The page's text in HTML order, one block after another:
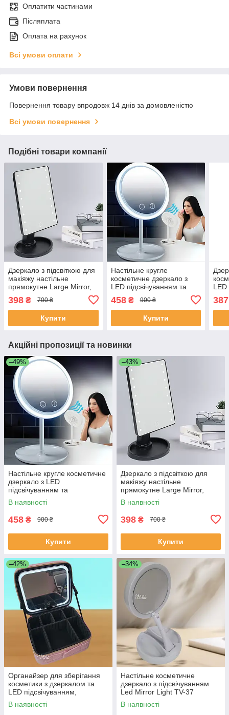
Оплатити частинами
Післяплата
Оплата на рахунок
Всі умови оплати
Умови повернення
Повернення товару впродовж 14 днів за домовленістю
Всі умови повернення
Подібні товари компанії
Дзеркало з підсвіткою для
макіяжу настільне
прямокутне Large Mirror,
батарейок Чорне, MLLM-
22-Black
398 ₴ 700 ₴
Купити
Настільне кругле
косметичне дзеркало з
LED підсвічуванням та
Mirror, Біле LY-699-White
458₴ 900 ₴
Купити
387
Акційні пропозиції та новинки
–49%
Настільне кругле косметичне
дзеркало з LED
підсвічуванням та
вентилятором Breeze Mirror,
Біле LY-699-White
В наявності
458 ₴ 900 ₴
Купити
–43%
Дзеркало з підсвіткою для
макіяжу настільне
прямокутне Large Mirror,
живлення від USB/батарейок
Чорне, MLLM-22-Black
В наявності
398 ₴ 700 ₴
Купити
–42%
Органайзер для зберігання
косметики з дзеркалом та
LED підсвічуванням,
портативна косметичка
Рожева DS-35-Pink
В наявності
–34%
Настільне косметичне
дзеркало з підсвічуванням
Led Mirror Light TV-37
В наявності